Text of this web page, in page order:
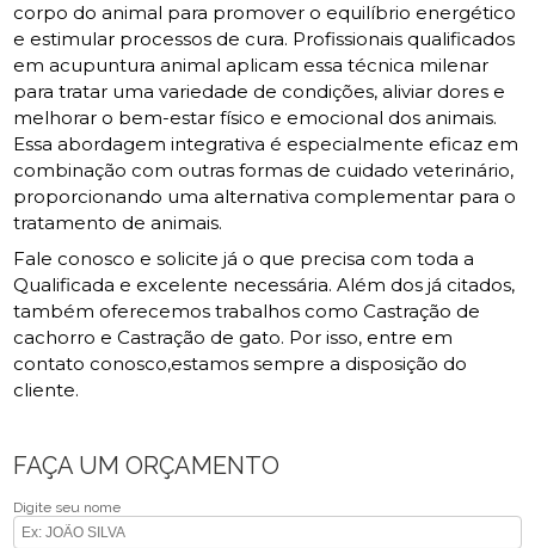
corpo do animal para promover o equilíbrio energético
e estimular processos de cura. Profissionais qualificados
em acupuntura animal aplicam essa técnica milenar
para tratar uma variedade de condições, aliviar dores e
melhorar o bem-estar físico e emocional dos animais.
Essa abordagem integrativa é especialmente eficaz em
combinação com outras formas de cuidado veterinário,
proporcionando uma alternativa complementar para o
tratamento de animais.
Fale conosco e solicite já o que precisa com toda a
Qualificada e excelente necessária. Além dos já citados,
também oferecemos trabalhos como Castração de
cachorro e Castração de gato. Por isso, entre em
contato conosco,estamos sempre a disposição do
cliente.
FAÇA UM ORÇAMENTO
Digite seu nome